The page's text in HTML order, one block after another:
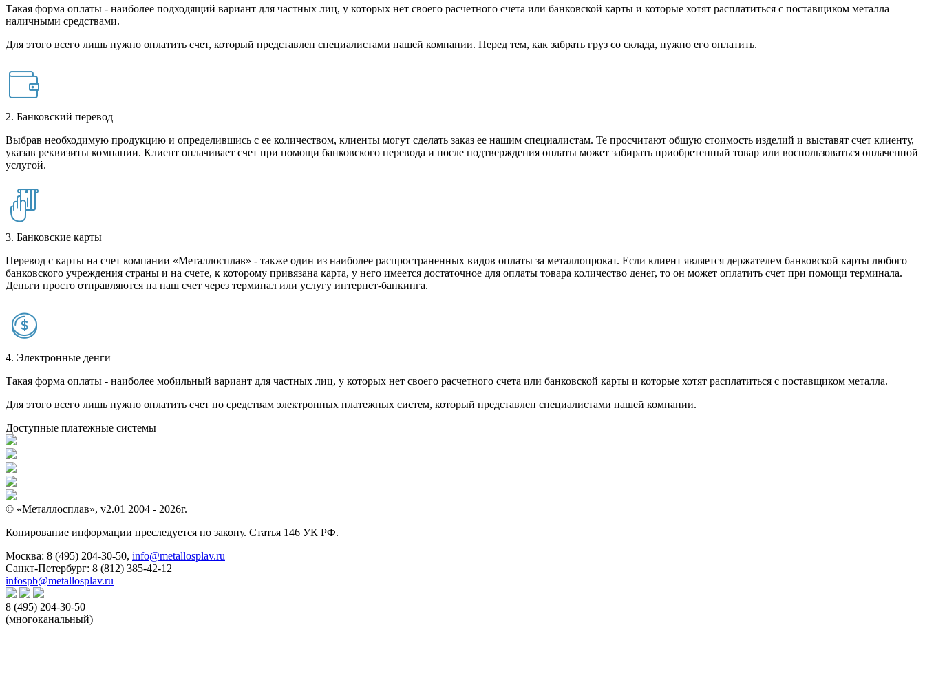
Такая форма оплаты - наиболее подходящий вариант для частных лиц, у которых нет своего расчетного счета или банковской карты и которые хотят расплатиться с поставщиком металла
наличными средствами.
Для этого всего лишь нужно оплатить счет, который представлен специалистами нашей компании. Перед тем, как забрать груз со склада, нужно его оплатить.
2. Банковский перевод
Выбрав необходимую продукцию и определившись с ее количеством, клиенты могут сделать заказ ее нашим специалистам. Те просчитают общую стоимость изделий и выставят счет клиенту,
указав реквизиты компании. Клиент оплачивает счет при помощи банковского перевода и после подтверждения оплаты может забирать приобретенный товар или воспользоваться оплаченной
услугой.
3. Банковские карты
Перевод с карты на счет компании «Металлосплав» - также один из наиболее распространенных видов оплаты за металлопрокат. Если клиент является держателем банковской карты любого
банковского учреждения страны и на счете, к которому привязана карта, у него имеется достаточное для оплаты товара количество денег, то он может оплатить счет при помощи терминала.
Деньги просто отправляются на наш счет через терминал или услугу интернет-банкинга.
4. Электронные денги
Такая форма оплаты - наиболее мобильный вариант для частных лиц, у которых нет своего расчетного счета или банковской карты и которые хотят расплатиться с поставщиком металла.
Для этого всего лишь нужно оплатить счет по средствам электронных платежных систем, который представлен специалистами нашей компании.
Доступные платежные системы
© «Металлосплав», v2.01 2004 - 2026г.
Копирование информации преследуется по закону. Статья 146 УК РФ.
Москва: 8 (495) 204-30-50, info@metallosplav.ru
Санкт-Петербург: 8 (812) 385-42-12
infospb@metallosplav.ru
8 (495) 204-30-50
(многоканальный)